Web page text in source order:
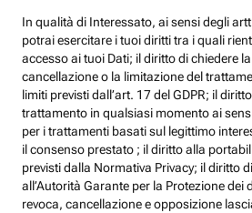
In qualità di Interessato, ai sensi degli
potrai esercitare i tuoi diritti tra i quali
accesso ai tuoi Dati; il diritto di chiedere
cancellazione o la limitazione del
limiti previsti dall’art. 17 del GDPR; il
trattamento in qualsiasi momento ai sensi
per i trattamenti basati sul legittimo
il consenso prestato ; il diritto alla
previsti dalla Normativa Privacy; il diritto
all’Autorità Garante per la Protezione dei
revoca, cancellazione e opposizione